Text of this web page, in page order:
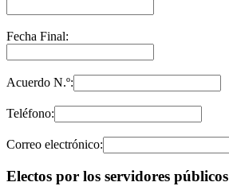
Fecha Final:
Acuerdo N.º:
Teléfono:
Correo electrónico:
Electos por los servidores públicos